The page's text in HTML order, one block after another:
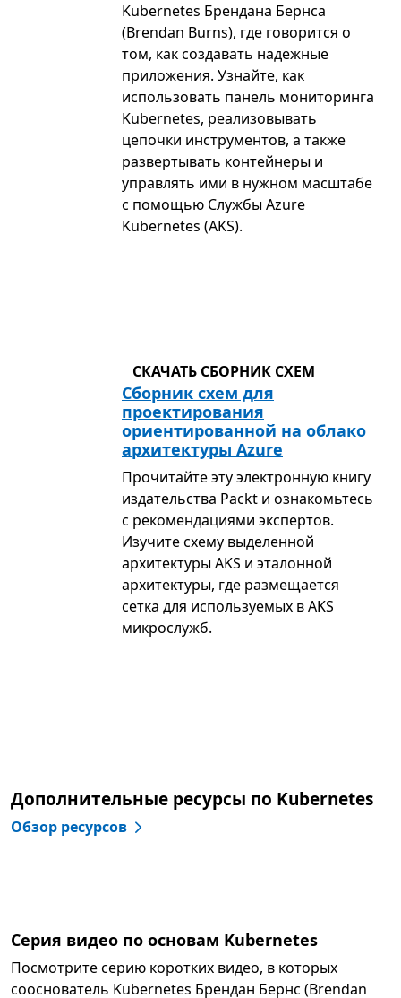
Kubernetes Брендана Бернса
(Brendan Burns), где говорится о
том, как создавать надежные
приложения. Узнайте, как
использовать панель мониторинга
Kubernetes, реализовывать
цепочки инструментов, а также
развертывать контейнеры и
управлять ими в нужном масштабе
с помощью Службы Azure
Kubernetes (AKS).
СКАЧАТЬ СБОРНИК СХЕМ
Сборник схем для
проектирования
ориентированной на облако
архитектуры Azure
Прочитайте эту электронную книгу
издательства Packt и ознакомьтесь
с рекомендациями экспертов.
Изучите схему выделенной
архитектуры AKS и эталонной
архитектуры, где размещается
сетка для используемых в AKS
микрослужб.
Дополнительные ресурсы по Kubernetes
Обзор ресурсов
Серия видео по основам Kubernetes
Посмотрите серию коротких видео, в которых
сoоснователь Kubernetes Брендан Бернс (Brendan